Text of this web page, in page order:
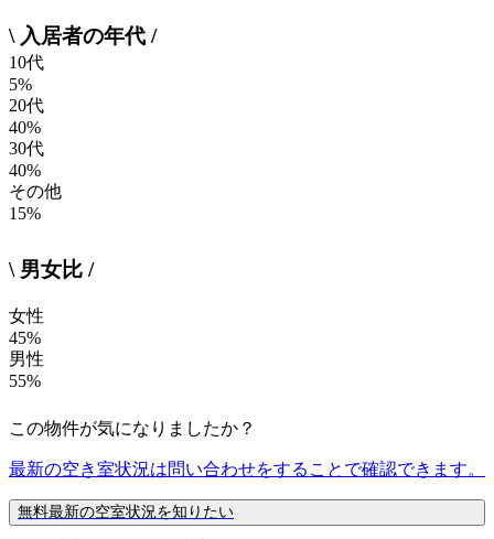
\ 入居者の年代 /
10代
5%
20代
40%
30代
40%
その他
15%
\ 男女比 /
女性
45%
男性
55%
この物件が気になりましたか？
最新の空き室状況は問い合わせをすることで確認できます。
無料最新の空室状況を知りたい